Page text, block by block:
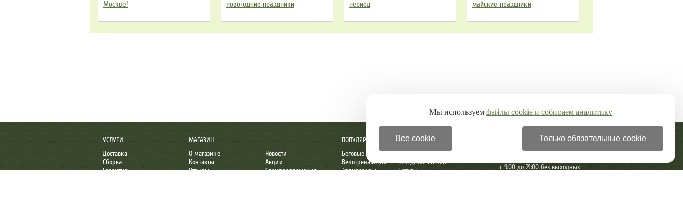
Москве!
новогодние праздники
период
майские праздники
УСЛУГИ
Доставка
Сборка
Гарантия
МАГАЗИН
О магазине
Контакты
Отзывы
Новости
Акции
Спецпредложения
ПОПУЛЯРНОЕ
Беговые дорожки
Велотренажеры
Эллипсоиды
Детские комплексы
Шведские стенки
Батуты
+7 (499) 322-28-97
с 9:00 до 21:00 без выходных
Мы используем файлы cookie и собираем аналитику
Все cookie Только обязательные cookie